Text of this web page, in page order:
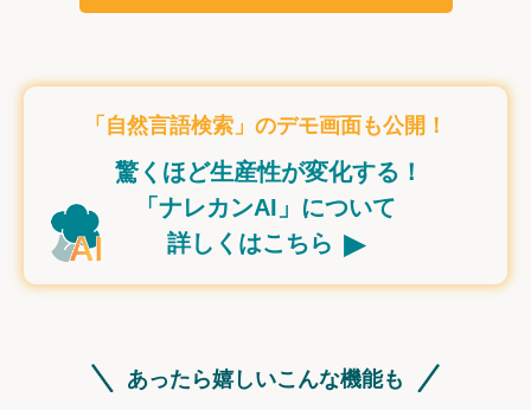
「自然言語検索」のデモ画面も公開！
驚くほど生産性が変化する！
「ナレカンAI」について
詳しくはこちら ▸
あったら嬉しいこんな機能も